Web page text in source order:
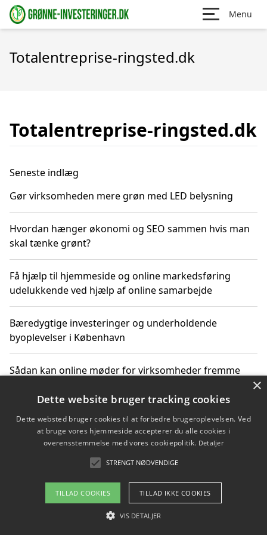
Menu
Totalentreprise-ringsted.dk
Totalentreprise-ringsted.dk
Seneste indlæg
Gør virksomheden mere grøn med LED belysning
Hvordan hænger økonomi og SEO sammen hvis man
skal tænke grønt?
Få hjælp til hjemmeside og online markedsføring
udelukkende ved hjælp af online samarbejde
Bæredygtige investeringer og underholdende
byoplevelser i København
Sådan kan online møder for virksomheder fremme
Copyright 2026 - Pilanto Aps
Om / kontakt
×
Dette website bruger tracking cookies
Dette websted bruger cookies til at forbedre brugeroplevelsen. Ved
at bruge vores hjemmeside accepterer du alle cookies i
overensstemmelse med vores cookiepolitik. Detaljer
STRENGT NØDVENDIGE
TILLAD COOKIES TILLAD IKKE COOKIES
VIS DETALJER